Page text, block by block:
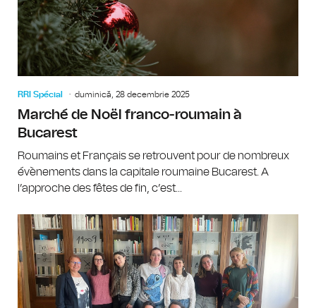
RRI Spécial duminică, 28 decembrie 2025
Marché de Noël franco-roumain à
Bucarest
Roumains et Français se retrouvent pour de nombreux
évènements dans la capitale roumaine Bucarest. A
l’approche des fêtes de fin, c’est...